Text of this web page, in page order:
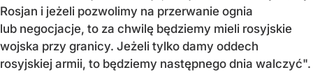
Rosjan i jeżeli pozwolimy na przerwanie ognia
lub negocjacje, to za chwilę będziemy mieli rosyjskie
wojska przy granicy. Jeżeli tylko damy oddech
rosyjskiej armii, to będziemy następnego dnia walczyć".